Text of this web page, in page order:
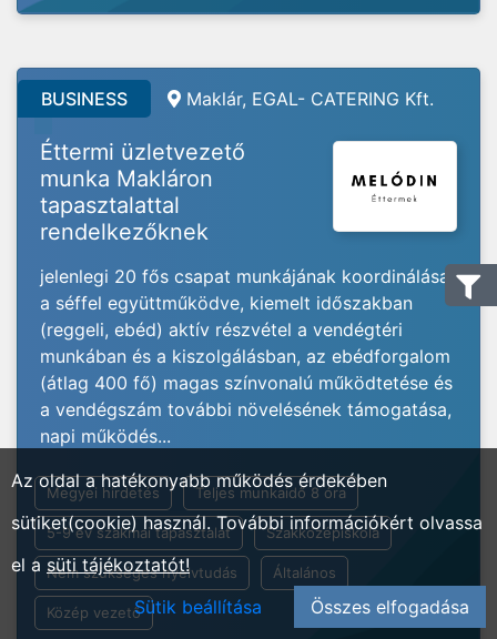
BUSINESS Maklár, EGAL- CATERING Kft.
Éttermi üzletvezető
munka Makláron
tapasztalattal
rendelkezőknek
jelenlegi 20 fős csapat munkájának koordinálása
a séffel együttműködve, kiemelt időszakban
(reggeli, ebéd) aktív részvétel a vendégtéri
munkában és a kiszolgálásban, az ebédforgalom
(átlag 400 fő) magas színvonalú működtetése és
a vendégszám további növelésének támogatása,
napi működés...
Megyei hirdetés Teljes munkaidő 8 óra
5-9 év szakmai tapasztalat Szakközépiskola
Nem szükséges nyelvtudás Általános
Közép vezető
Az oldal a hatékonyabb működés érdekében
sütiket(cookie) használ. További információkért olvassa
el a süti tájékoztatót!
Sütik beállítása
Összes elfogadása